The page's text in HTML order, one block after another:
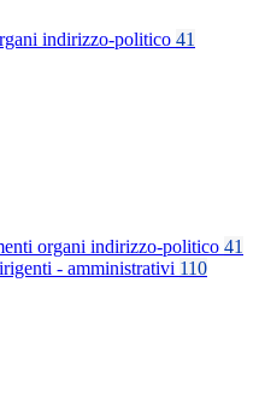
indirizzo-politico 41
organi indirizzo-politico 41
- amministrativi 110